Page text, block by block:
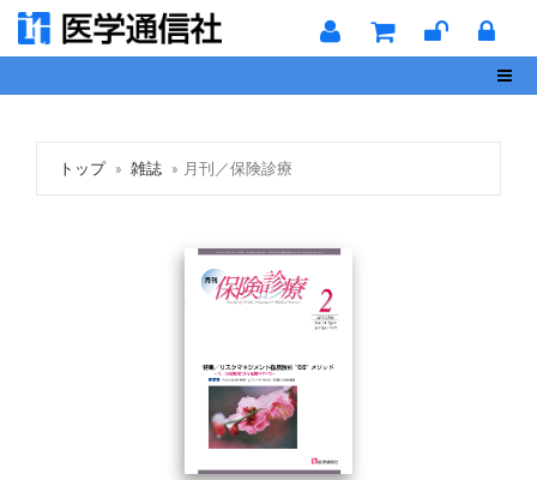
トップ 雑誌 月刊／保険診療